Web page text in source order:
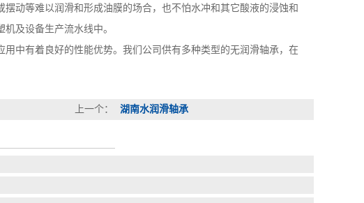
动等难以润滑和形成油膜的场合，也不怕水冲和其它酸液的浸蚀和
及设备生产流水线中。
中有着良好的性能优势。我们公司供有多种类型的无润滑轴承，在
上一个： 湖南水润滑轴承